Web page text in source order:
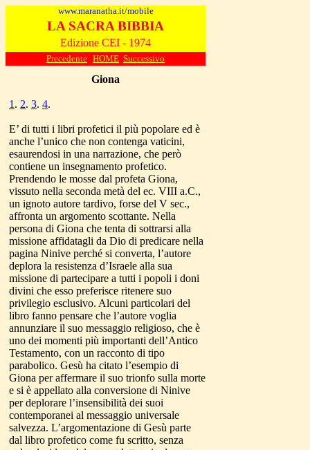
www.maranatha.it/mobile
LA SACRA BIBBIA
Edizione CEI - 1974
Precedente HOME Successivo
Giona
1 . 2. 3. 4.
E’ di tutti i libri profetici il più popolare ed è
anche l’unico che non contenga vaticini,
esaurendosi in una narrazione, che però
contiene un insegnamento profetico.
Prendendo le mosse dal profeta Giona,
vissuto nella seconda metà del ec. VIII a.C.,
un ignoto autore tardivo, forse del V sec.,
affronta un argomento scottante. Nella
persona di Giona che tenta di sottrarsi alla
missione affidatagli da Dio di predicare nella
pagina Ninive perché si converta, l’autore
deplora la resistenza d’Israele alla sua
missione di partecipare a tutti i popoli i doni
divini che esso preferisce ritenere suo
privilegio esclusivo. Alcuni particolari del
libro fanno pensare che l’autore voglia
annunziare il suo messaggio religioso, che è
uno dei momenti più importanti dell’Antico
Testamento, con un racconto di tipo
parabolico. Gesù ha citato l’esempio di
Giona per affermare il suo trionfo sulla morte
e si è appellato alla conversione di Ninive
per deplorare l’insensibilità dei suoi
contemporanei al messaggio universale
salvezza. L’argomentazione di Gesù parte
dal libro profetico come fu scritto, senza